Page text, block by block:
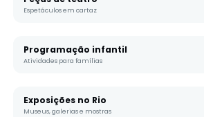
Espetáculos em cartaz
Programação infantil
Atividades para famílias
Exposições no Rio
Museus, galerias e mostras